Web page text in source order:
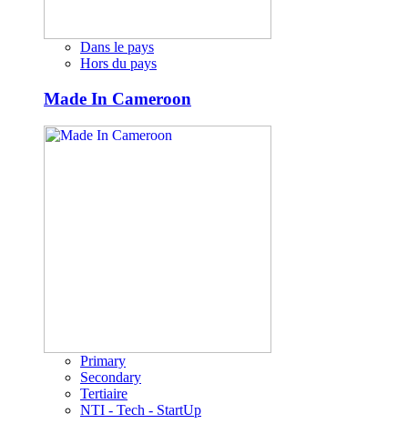
Dans le pays
Hors du pays
Made In Cameroon
Primary
Secondary
Tertiaire
NTI - Tech - StartUp